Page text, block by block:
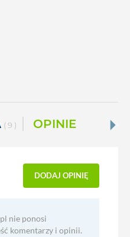
( 9 ) OPINIE
DODAJ OPINIĘ
nie ponosi
komentarzy i opinii.